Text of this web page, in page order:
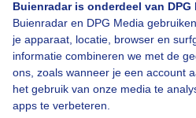
Buienradar is onderdeel van DPG
Buienradar en DPG Media
je apparaat, locatie, browser en
informatie combineren we met de
ons, zoals wanneer je een account
het gebruik van onze media te
apps te verbeteren.
Avondzonlicht Wolken Wind
Bekijk slideshow